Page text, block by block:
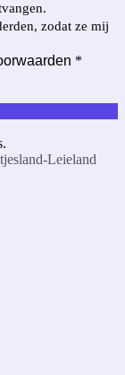
zodat ze mij
*
Leieland